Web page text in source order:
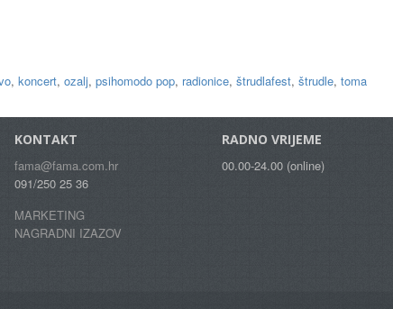
, koncert, ozalj, psihomodo pop, radionice, štrudlafest, štrudle, toma
KONTAKT
fama@fama.com.hr
091/250 25 36
MARKETING
NAGRADNI IZAZOV
RADNO VRIJEME
00.00-24.00 (online)